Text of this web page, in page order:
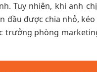
Tuy nhiên, khi anh
đầu được chia nhỏ,
trưởng phòng